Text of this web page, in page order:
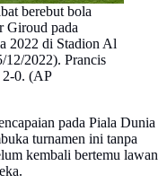
berebut bola
Giroud pada
2022 di Stadion Al
2022). Prancis
2-0. (AP
pada Piala Dunia
turnamen ini tanpa
kembali bertemu lawan